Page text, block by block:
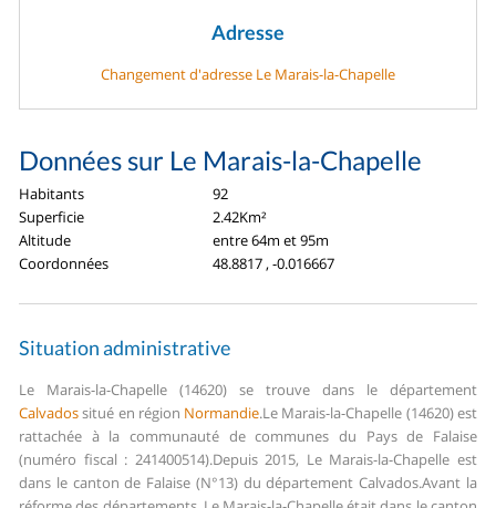
Adresse
Changement d'adresse Le Marais-la-Chapelle
Données sur Le Marais-la-Chapelle
Habitants
92
Superficie
2.42Km²
Altitude
entre 64m et 95m
Coordonnées
48.8817 , -0.016667
Situation administrative
Le Marais-la-Chapelle (14620) se trouve dans le département
Calvadossitué en région Normandie.Le Marais-la-Chapelle (14620) est
rattachée à la communauté de communes du Pays de Falaise
(numéro fiscal : 241400514).Depuis 2015, Le Marais-la-Chapelle est
dans le canton de Falaise (N°13) du département Calvados.Avant la